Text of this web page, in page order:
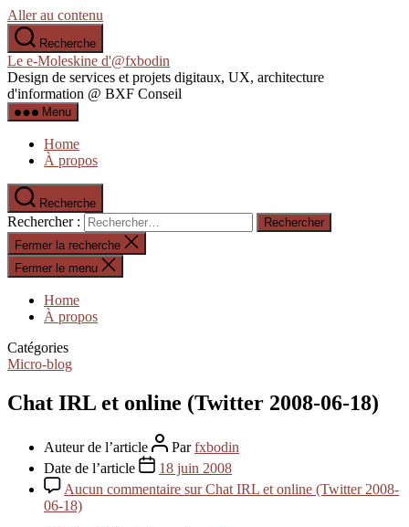
Aller au contenu
Recherche
Le e-Moleskine d'@fxbodin
Design de services et projets digitaux, UX, architecture
d'information @ BXF Conseil
Menu
Home
À propos
Recherche
Rechercher :
Fermer la recherche
Fermer le menu
Home
À propos
Catégories
Micro-blog
Chat IRL et online (Twitter 2008-06-18)
Auteur de l’article Parfxbodin
Date de l’article
18 juin 2008
Aucun commentaire sur Chat IRL et online (Twitter 2008-
06-18)